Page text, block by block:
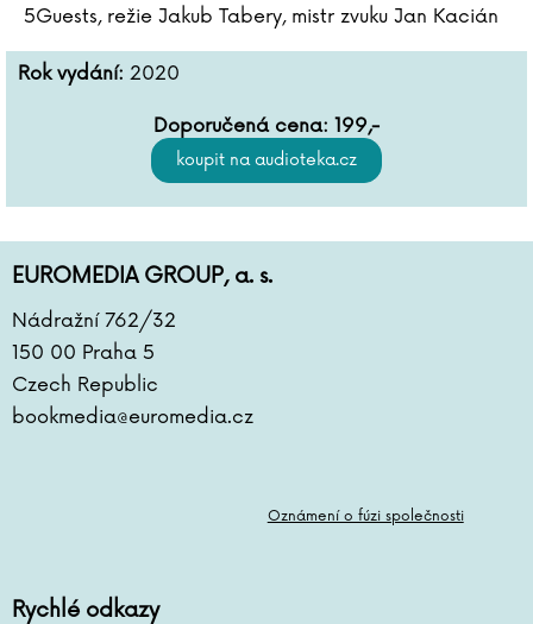
5Guests, režie Jakub Tabery, mistr zvuku Jan Kacián
Rok vydání: 2020
Doporučená cena: 199,-
EUROMEDIA GROUP, a. s.
Nádražní 762/32
150 00 Praha 5
Czech Republic
bookmedia@euromedia.cz
Oznámení o fúzi společnosti
Rychlé odkazy